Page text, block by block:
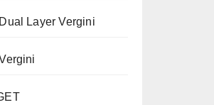
Layer Vergini